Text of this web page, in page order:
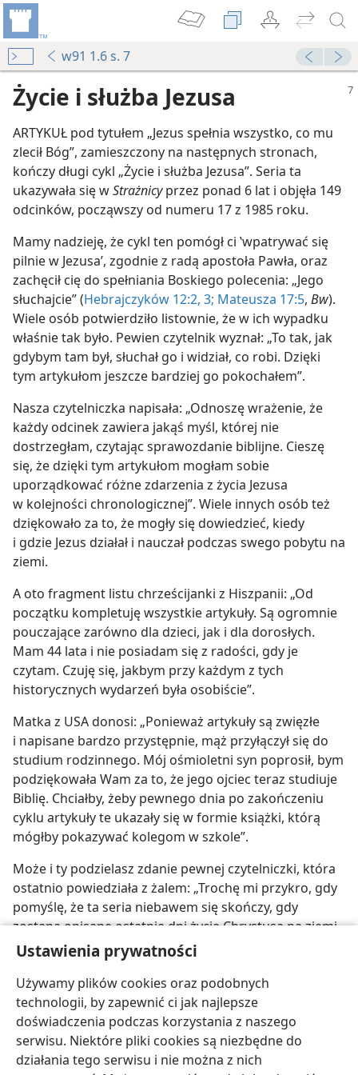
Ustawienia prywatności
Używamy plików cookies oraz podobnych
technologii, by zapewnić ci jak najlepsze
doświadczenia podczas korzystania z naszego
serwisu. Niektóre pliki cookies są niezbędne do
działania tego serwisu i nie można z nich
w91 1.6 s. 7
Życie i służba Jezusa
ARTYKUŁ pod tytułem „Jezus spełnia wszystko, co mu
zlecił Bóg”, zamieszczony na następnych stronach,
kończy długi cykl „Życie i służba Jezusa”. Seria ta
ukazywała się wStrażnicyprzez ponad 6 lat i objęła 149
odcinków, począwszy od numeru 17 z 1985 roku.
Mamy nadzieję, że cykl ten pomógł ci ‛wpatrywać się
pilnie w Jezusa’, zgodnie z radą apostoła Pawła, oraz
zachęcił cię do spełniania Boskiego polecenia: „Jego
słuchajcie” (Hebrajczyków 12:2, 3; Mateusza 17:5, Bw).
Wiele osób potwierdziło listownie, że w ich wypadku
właśnie tak było. Pewien czytelnik wyznał: „To tak, jak
gdybym tam był, słuchał go i widział, co robi. Dzięki
tym artykułom jeszcze bardziej go pokochałem”.
Nasza czytelniczka napisała: „Odnoszę wrażenie, że
każdy odcinek zawiera jakąś myśl, której nie
dostrzegłam, czytając sprawozdanie biblijne. Cieszę
się, że dzięki tym artykułom mogłam sobie
uporządkować różne zdarzenia z życia Jezusa
w kolejności chronologicznej”. Wiele innych osób też
dziękowało za to, że mogły się dowiedzieć, kiedy
i gdzie Jezus działał i nauczał podczas swego pobytu na
ziemi.
A oto fragment listu chrześcijanki z Hiszpanii: „Od
początku kompletuję wszystkie artykuły. Są ogromnie
pouczające zarówno dla dzieci, jak i dla dorosłych.
Mam 44 lata i nie posiadam się z radości, gdy je
czytam. Czuję się, jakbym przy każdym z tych
historycznych wydarzeń była osobiście”.
Matka z USA donosi: „Ponieważ artykuły są zwięzłe
i napisane bardzo przystępnie, mąż przyłączył się do
studium rodzinnego. Mój ośmioletni syn poprosił, bym
podziękowała Wam za to, że jego ojciec teraz studiuje
Biblię. Chciałby, żeby pewnego dnia po zakończeniu
cyklu artykuły te ukazały się w formie książki, którą
mógłby pokazywać kolegom w szkole”.
Może i ty podzielasz zdanie pewnej czytelniczki, która
ostatnio powiedziała z żalem: „Trochę mi przykro, gdy
pomyślę, że ta seria niebawem się skończy, gdy
zostaną opisane ostatnie dni życia Chrystusa na ziemi.
Naprawdę będzie mi jej brakowało w
nadzieję, że z przyjemnością przeczytasz ostatni
odcinek naszego cyklu „Życie i służba Jezusa”.